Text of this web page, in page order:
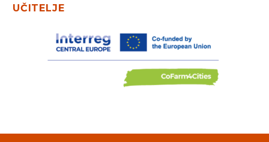
UČITELJE